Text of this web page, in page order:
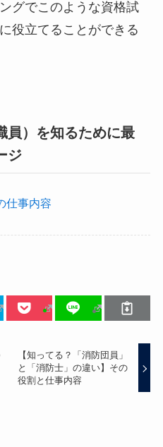
グでこのような資格試
役立てることができる
員）を知るために最
ジ
仕事内容
【知ってる？「消防団員」
と「消防士」の違い】その
役割と仕事内容